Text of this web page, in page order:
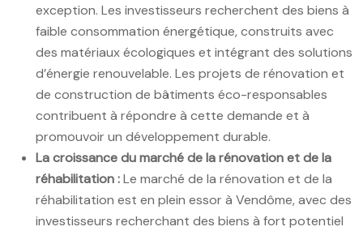
exception. Les investisseurs recherchent des biens à
faible consommation énergétique, construits avec
des matériaux écologiques et intégrant des solutions
d’énergie renouvelable. Les projets de rénovation et
de construction de bâtiments éco-responsables
contribuent à répondre à cette demande et à
promouvoir un développement durable.
La croissance du marché de la rénovation et de la
réhabilitation :Le marché de la rénovation et de la
réhabilitation est en plein essor à Vendôme, avec des
investisseurs recherchant des biens à fort potentiel